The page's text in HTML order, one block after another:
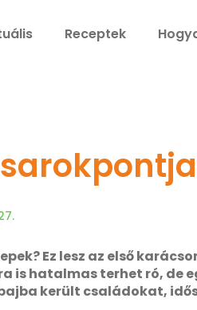
Receptek
Ez lesz az első
is hatalmas terhet ró, de
került családokat,